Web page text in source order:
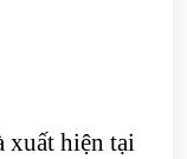
xuất hiện tại